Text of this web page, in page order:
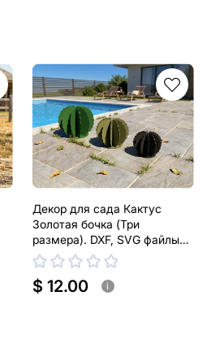
Декор для сада Кактус
Золотая бочка (Три
размера). DXF, SVG файлы
для плазменной, лазерной
резки. Эхинокактус Грузони
$ 12.00 i